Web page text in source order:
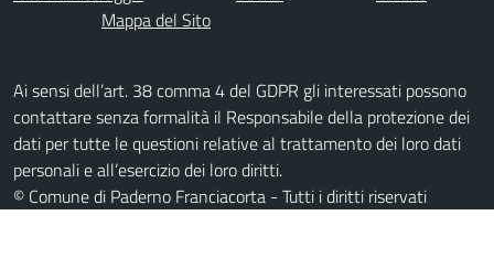
Mappa del Sito
Ai sensi dell’art. 38 comma 4 del GDPR gli interessati possono
contattare senza formalità il Responsabile della protezione dei
dati per tutte le questioni relative al trattamento dei loro dati
personali e all’esercizio dei loro diritti.
© Comune di Paderno Franciacorta - Tutti i diritti riservati